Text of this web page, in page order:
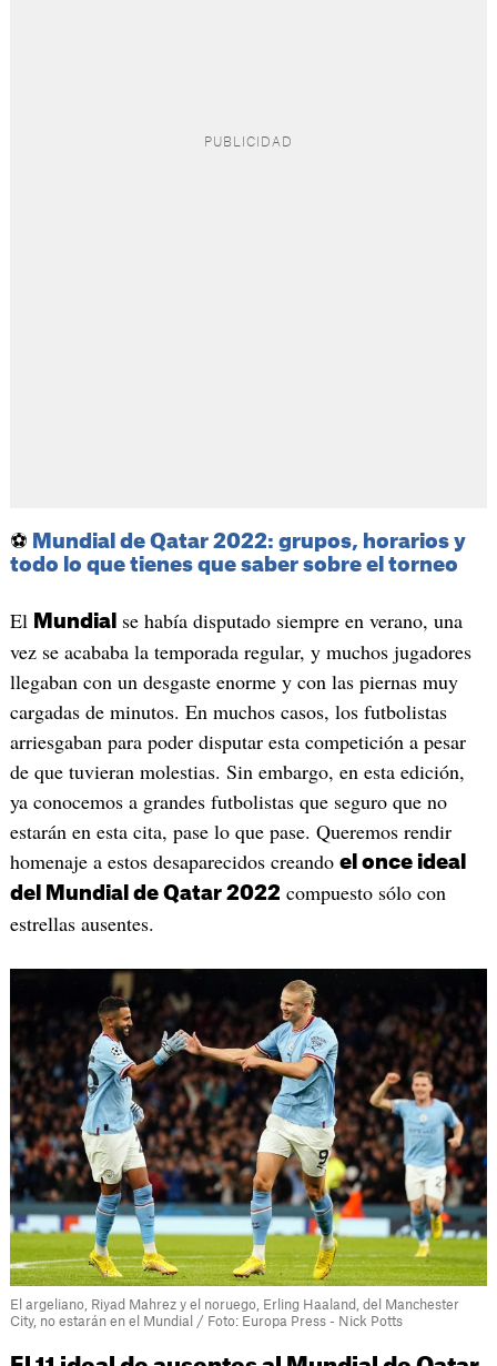
⚽ Mundial de Qatar 2022: grupos, horarios y
todo lo que tienes que saber sobre el torneo
El Mundial se había disputado siempre en verano, una
vez se acababa la temporada regular, y muchos jugadores
llegaban con un desgaste enorme y con las piernas muy
cargadas de minutos. En muchos casos, los futbolistas
arriesgaban para poder disputar esta competición a pesar
de que tuvieran molestias. Sin embargo, en esta edición,
ya conocemos a grandes futbolistas que seguro que no
estarán en esta cita, pase lo que pase. Queremos rendir
homenaje a estos desaparecidos creando el once ideal
del Mundial de Qatar 2022 compuesto sólo con
estrellas ausentes.
El argeliano, Riyad Mahrez y el noruego, Erling Haaland, del Manchester
City, no estarán en el Mundial / Foto: Europa Press - Nick Potts